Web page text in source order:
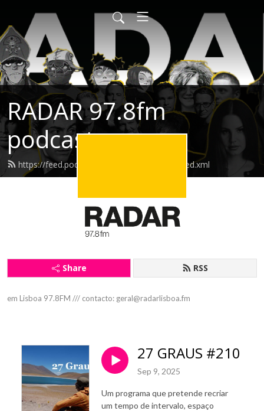
RADAR 97.8fm
podcasts
https://feed.podbean.com/radarpodcasts/feed.xml
Share RSS
em Lisboa 97.8FM /// contacto: geral@radarlisboa.fm
27 GRAUS #210
Sep 9, 2025
Um programa que pretende recriar
um tempo de intervalo, espaço